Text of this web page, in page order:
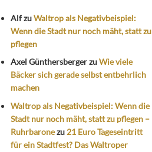
AlfzuWaltrop als Negativbeispiel:
Wenn die Stadt nur noch mäht, statt zu
pflegen
Axel GünthersbergerzuWie viele
Bäcker sich gerade selbst entbehrlich
machen
Waltrop als Negativbeispiel: Wenn die
Stadt nur noch mäht, statt zu pflegen –
Ruhrbaronezu 21 Euro Tageseintritt
für ein Stadtfest? Das Waltroper